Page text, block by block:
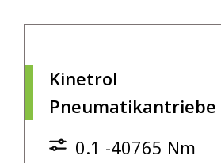
Kinetrol
Pneumatikantriebe
0.1 -40765 Nm